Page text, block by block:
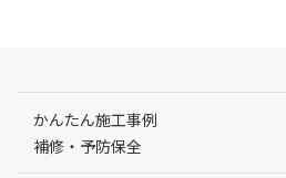
かんたん施工事例
補修・予防保全